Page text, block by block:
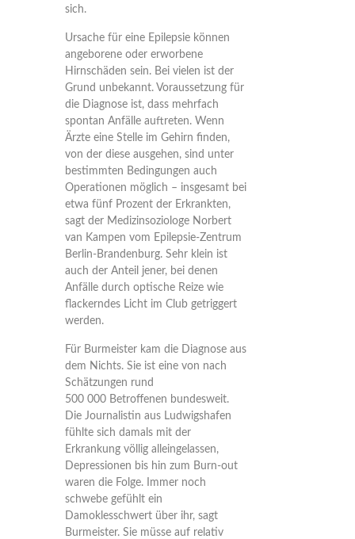
sich.
Ursache für eine Epilepsie können
angeborene oder erworbene
Hirnschäden sein. Bei vielen ist der
Grund unbekannt. Voraussetzung für
die Diagnose ist, dass mehrfach
spontan Anfälle auftreten. Wenn
Ärzte eine Stelle im Gehirn finden,
von der diese ausgehen, sind unter
bestimmten Bedingungen auch
Operationen möglich – insgesamt bei
etwa fünf Prozent der Erkrankten,
sagt der Medizinsoziologe Norbert
van Kampen vom Epilepsie-Zentrum
Berlin-Brandenburg. Sehr klein ist
auch der Anteil jener, bei denen
Anfälle durch optische Reize wie
flackerndes Licht im Club getriggert
werden.
Für Burmeister kam die Diagnose aus
dem Nichts. Sie ist eine von nach
Schätzungen rund
500 000 Betroffenen bundesweit.
Die Journalistin aus Ludwigshafen
fühlte sich damals mit der
Erkrankung völlig alleingelassen,
Depressionen bis hin zum Burn-out
waren die Folge. Immer noch
schwebe gefühlt ein
Damoklesschwert über ihr, sagt
Burmeister. Sie müsse auf relativ